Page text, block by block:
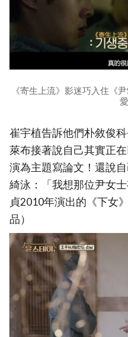
《寄生上流》影迷巧入住《
崔宇植告訴他們朴敘俊
萊布接著說自己其實正
演為主題寫論文！還說
綺泳：「我想那位尹女
貞2010年演出的《下女
品）